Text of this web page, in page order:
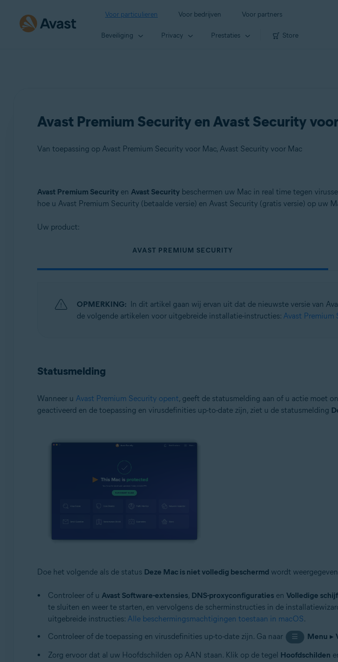
Voor particulieren Voor bedrijven Voor partners
Beveiliging Privacy Prestaties Store
Avast Premium Security en Avast Security
Van toepassing op Avast Premium Security voor Mac, Avast Security voor Mac
Producten:
Avast Premium Security 15.x voor Mac
Apple macOS 13.x (Ventura)
Apple macOS 10.14.x (Mojave)
Apple macOS 10.13.x (High Sierra)
Avast Premium Securityen Avast Securitybeschermen uw Mac in real time tegen
hoe u Avast Premium Security (betaalde versie) en Avast Security (gratis versie) op uw
Uw product:
AVAST PREMIUM SECURITY
OPMERKING: In dit artikel gaan wij ervan uit dat de nieuwste versie van
de volgende artikelen voor uitgebreide installatie-instructies: Avast Premium
Statusmelding
Wanneer u Avast Premium Security opent, geeft de statusmelding aan of u actie moet
geactiveerd en de toepassing en virusdefinities up-to-date zijn, ziet u de statusmelding
Doe het volgende als de status Deze Mac is niet volledig beschermd wordt
Controleer of u Avast Software-extensies, DNS-proxyconfiguratiesen Volledige
te sluiten en weer te starten, en vervolgens de scherminstructies in de
uitgebreide instructies: Alle beschermingsmachtigingen toestaan in macOS.
Controleer of de toepassing en virusdefinities up-to-date zijn. Ga naar
☰ Menu ▸
Zorg ervoor dat al uw Hoofdschilden op AAN staan. Klik op de tegel Hoofdschilden